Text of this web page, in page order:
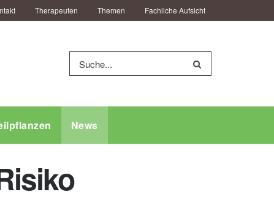
Therapeuten Themen Fachliche Aufsicht
News